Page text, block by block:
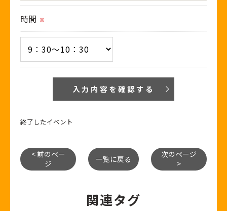
時間 ※
終了したイベント
< 前のペー
ジ
一覧に戻る
次のページ
>
関連タグ